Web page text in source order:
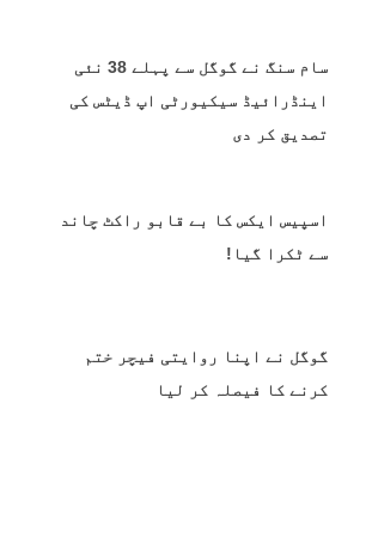
سام سنگ نے گوگل سے پہلے 38 نئی
اینڈرائیڈ سیکیورٹی اپ ڈیٹس کی
تصدیق کر دی
اسپیس ایکس کا بے قابو راکٹ چاند
سے ٹکرا گیا!
گوگل نے اپنا روایتی فیچر ختم
کرنے کا فیصلہ کر لیا